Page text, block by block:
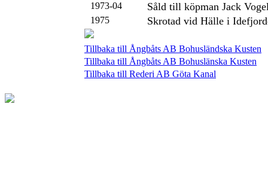
1973-04 Såld till köpman Jack
1975 Skrotad vid Hälle i
Tillbaka till Ångbåts AB Bohusländska Kusten
Tillbaka till Ångbåts AB Bohuslänska Kusten
Tillbaka till Rederi AB Göta Kanal